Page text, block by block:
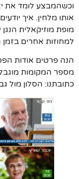
וכשהמבצע לומד את
אותו מלחין. איך
מופת מוזיקאלית
למחוזות אחרים בזמן
הנה פרטים אודות
מספר המקומות
כתובתנו: הסלון מול גבעת